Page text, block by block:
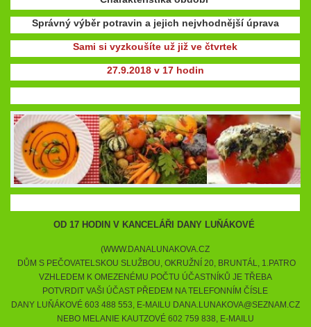
Správný výběr potravin a jejich nejvhodnější úprava
Sami si vyzkoušíte už již ve čtvrtek
27.9.2018 v 17 hodin
OD 17 HODIN V KANCELÁŘI DANY LUŇÁKOVÉ
(WWW.DANALUNAKOVA.CZ
DŮM S PEČOVATELSKOU SLUŽBOU, OKRUŽNÍ 20, BRUNTÁL, 1.PATRO
VZHLEDEM K OMEZENÉMU POČTU ÚČASTNÍKŮ JE TŘEBA
POTVRDIT VAŠI ÚČAST PŘEDEM NA TELEFONNÍM ČÍSLE
DANY LUŇÁKOVÉ 603 488 553, E-MAILU DANA.LUNAKOVA@SEZNAM.CZ
NEBO MELANIE KAUTZOVÉ 602 759 838, E-MAILU